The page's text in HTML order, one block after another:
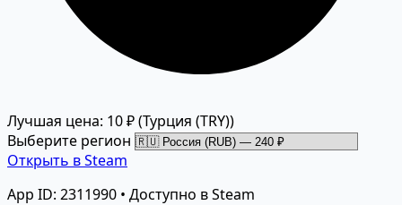
Лучшая цена: 10 ₽(Турция (TRY))
Выберите регион
Открыть в Steam
App ID: 2311990 • Доступно в Steam